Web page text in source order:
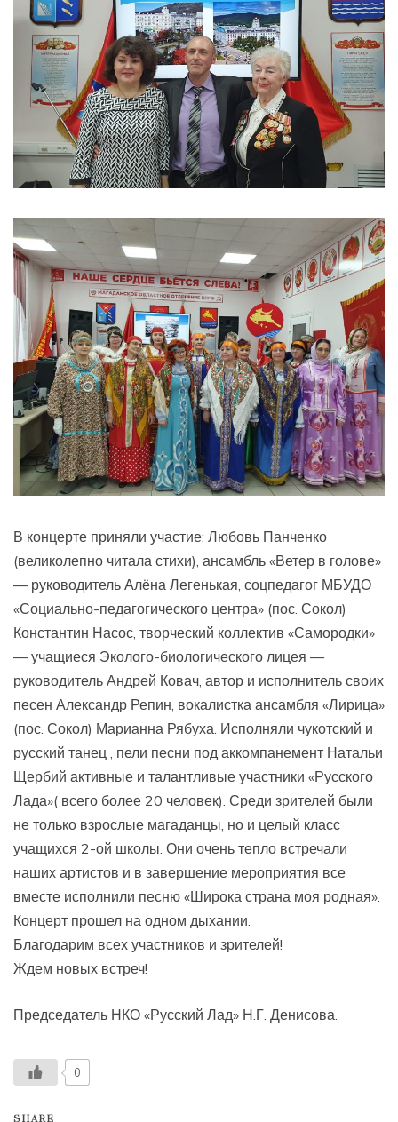
В концерте приняли участие: Любовь Панченко
(великолепно читала стихи), ансамбль «Ветер в голове»
— руководитель Алёна Легенькая, соцпедагог МБУДО
«Социально-педагогического центра» (пос. Сокол)
Константин Насос, творческий коллектив «Самородки»
— учащиеся Эколого-биологического лицея —
руководитель Андрей Ковач, автор и исполнитель своих
песен Александр Репин, вокалистка ансамбля «Лирица»
(пос. Сокол) Марианна Рябуха. Исполняли чукотский и
русский танец , пели песни под аккомпанемент Натальи
Щербий активные и талантливые участники «Русского
Лада»( всего более 20 человек). Среди зрителей были
не только взрослые магаданцы, но и целый класс
учащихся 2-ой школы. Они очень тепло встречали
наших артистов и в завершение мероприятия все
вместе исполнили песню «Широка страна моя родная».
Концерт прошел на одном дыхании.
Благодарим всех участников и зрителей!
Ждем новых встреч!
Председатель НКО «Русский Лад» Н.Г. Денисова.
0
SHARE